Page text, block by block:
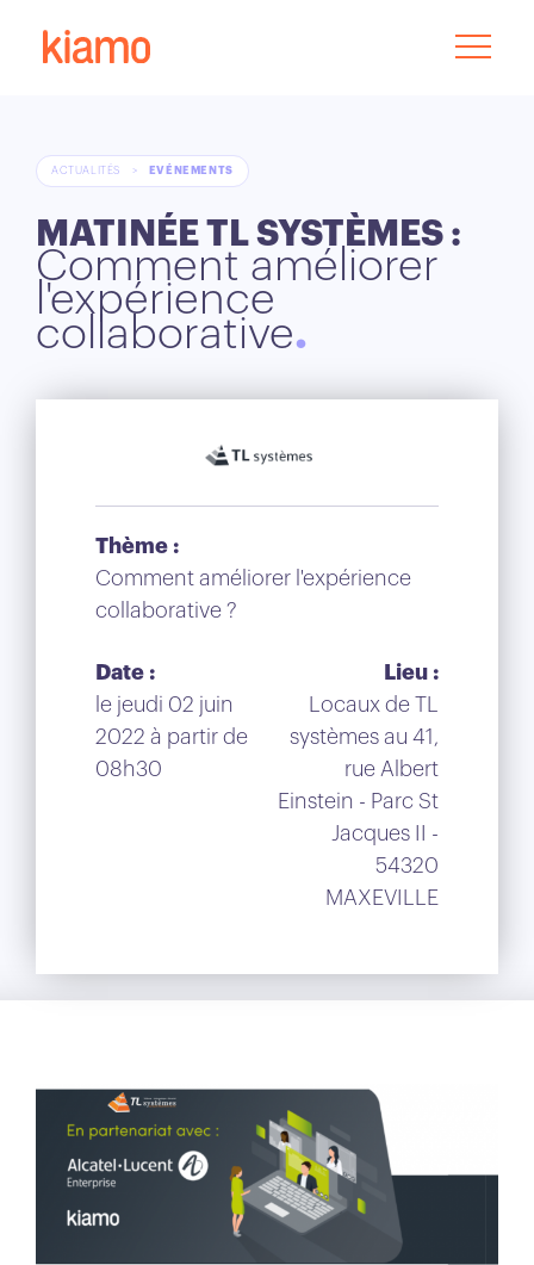
ACTUALITÉS > EVÉNEMENTS
MATINÉE TL SYSTÈMES :
Comment améliorer
l'expérience
collaborative
Thème :
Comment améliorer l'expérience
collaborative ?
Date :
le jeudi 02 juin
2022 à partir de
08h30
Lieu :
Locaux de TL
systèmes au 41,
rue Albert
Einstein - Parc St
Jacques II -
54320
MAXEVILLE